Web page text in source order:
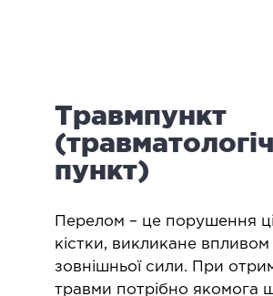
лицьова хірургія
ХІРУРГІЯ
в гінекології
Травмпункт
пункт)
​Перелом – це порушення
кістки, викликане впливом
зовнішньої сили. При
травми потрібно якомога